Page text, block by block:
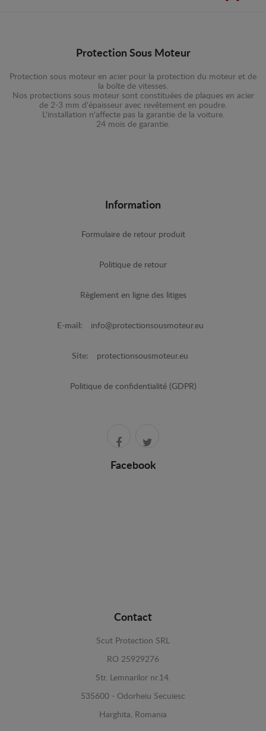
Protection Sous Moteur
Protection sous moteur en acier pour la protection du moteur et de
la boîte de vitesses.
Nos protections sous moteur sont constituées de plaques en acier
de 2-3 mm d'épaisseur avec revêtement en poudre.
L'installation n'affecte pas la garantie de la voiture.
24 mois de garantie.
Information
Formulaire de retour produit
Politique de retour
Règlement en ligne des litiges
E-mail: info@protectionsousmoteur.eu
Site: protectionsousmoteur.eu
Politique de confidentialité (GDPR)
Facebook
Contact
Scut Protection SRL
RO 25929276
Str. Lemnarilor nr.14.
535600 - Odorheiu Secuiesc
Harghita, Romania